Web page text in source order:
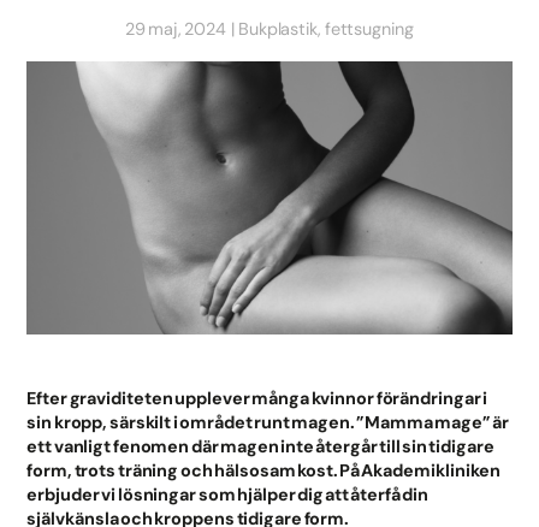
29 maj, 2024 Bukplastik, fettsugning
Efter graviditeten upplever många kvinnor förändringar i
sin kropp, särskilt i området runt magen. ”Mamma mage” är
ett vanligt fenomen där magen inte återgår till sin tidigare
form, trots träning och hälsosam kost. På Akademikliniken
erbjuder vi lösningar som hjälper dig att återfå din
självkänsla och kroppens tidigare form.